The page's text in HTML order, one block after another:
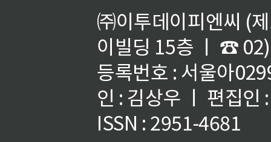
㈜이투데이피엔씨 (
이빌딩 15층 ㅣ ☎
등록번호 : 서울아
인 : 김상우 ㅣ 편집인
ISSN : 2951-4681